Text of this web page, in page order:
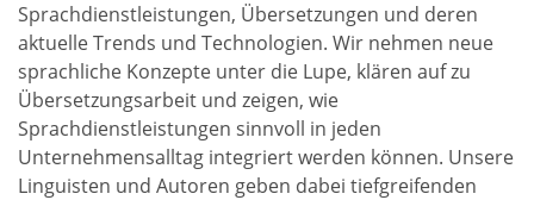
Sprachdienstleistungen, Übersetzungen und deren
aktuelle Trends und Technologien. Wir nehmen neue
sprachliche Konzepte unter die Lupe, klären auf zu
Übersetzungsarbeit und zeigen, wie
Sprachdienstleistungen sinnvoll in jeden
Unternehmensalltag integriert werden können. Unsere
Linguisten und Autoren geben dabei tiefgreifenden